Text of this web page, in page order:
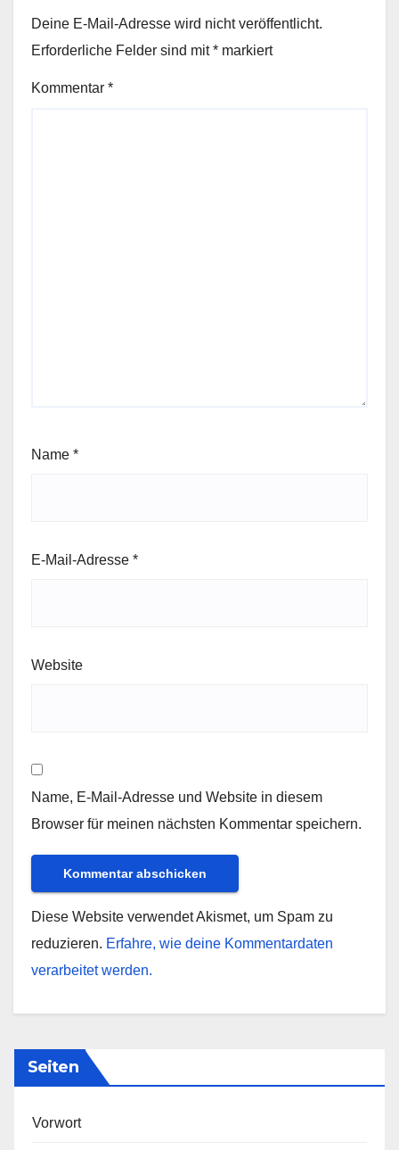
Deine E-Mail-Adresse wird nicht veröffentlicht.
Erforderliche Felder sind mit* markiert
Kommentar *
Name *
E-Mail-Adresse *
Website
Name, E-Mail-Adresse und Website in diesem
Browser für meinen nächsten Kommentar speichern.
Diese Website verwendet Akismet, um Spam zu
reduzieren. Erfahre, wie deine Kommentardaten
verarbeitet werden.
Seiten
Vorwort